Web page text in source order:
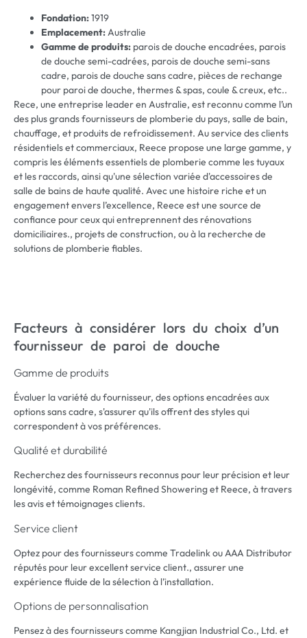
Fondation:1919
Emplacement: Australie
Gamme de produits: parois de douche encadrées, parois
de douche semi-cadrées, parois de douche semi-sans
cadre, parois de douche sans cadre, pièces de rechange
pour paroi de douche, thermes & spas, coule & creux, etc..
Rece, une entreprise leader en Australie, est reconnu comme l’un
des plus grands fournisseurs de plomberie du pays, salle de bain,
chauffage, et produits de refroidissement. Au service des clients
résidentiels et commerciaux, Reece propose une large gamme, y
compris les éléments essentiels de plomberie comme les tuyaux
et les raccords, ainsi qu'une sélection variée d'accessoires de
salle de bains de haute qualité. Avec une histoire riche et un
engagement envers l’excellence, Reece est une source de
confiance pour ceux qui entreprennent des rénovations
domiciliaires., projets de construction, ou à la recherche de
solutions de plomberie fiables.
Facteurs à considérer lors du choix d’un
fournisseur de paroi de douche
Gamme de produits
Évaluer la variété du fournisseur, des options encadrées aux
options sans cadre, s'assurer qu'ils offrent des styles qui
correspondent à vos préférences.
Qualité et durabilité
Recherchez des fournisseurs reconnus pour leur précision et leur
longévité, comme Roman Refined Showering et Reece, à travers
les avis et témoignages clients.
Service client
Optez pour des fournisseurs comme Tradelink ou AAA Distributor
réputés pour leur excellent service client., assurer une
expérience fluide de la sélection à l’installation.
Options de personnalisation
Pensez à des fournisseurs comme Kangjian Industrial Co., Ltd. et